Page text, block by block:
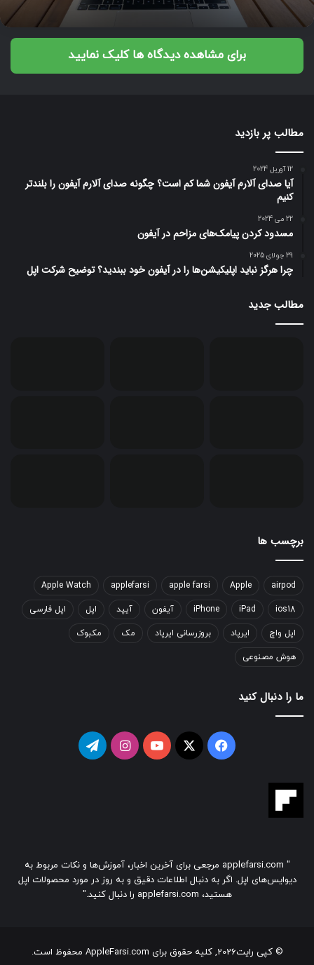
برای مشاهده دیدگاه ها کلیک نمایید
مطالب پر بازدید
12 آوریل 2024
آیا صدای آلارم آیفون شما کم است؟ چگونه صدای آلارم آیفون را بلندتر
کنیم
22 می 2024
مسدود کردن پیامک‌های مزاحم در آیفون
29 جولای 2025
چرا هرگز نباید اپلیکیشن‌ها را در آیفون خود ببندید؟ توضیح شرکت اپل
مطالب جدید
برچسب ها
airpod
Apple
apple farsi
applefarsi
Apple Watch
ios18
iPad
iPhone آیفون آیپد اپل اپل فارسی
اپل واچ ایرپاد بروزرسانی ایرپاد مک مکبوک
هوش مصنوعی
ما را دنبال کنید
فیسبوکایکسیوتیوباینستاگرام
تلگرام
" applefarsi.com مرجعی برای آخرین اخبار، آموزش‌ها و نکات مربوط به
دیوایس‌های اپل. اگر به دنبال اطلاعات دقیق و به روز در مورد محصولات اپل
هستید، applefarsi.com را دنبال کنید."
© کپی رایت2026, کلیه حقوق برای AppleFarsi.com محفوظ است.